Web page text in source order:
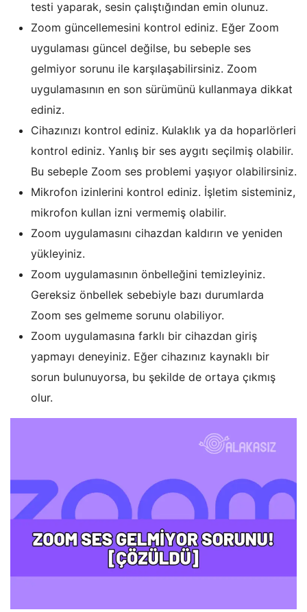
testi yaparak, sesin çalıştığından emin olunuz.
Zoom güncellemesini kontrol ediniz. Eğer Zoom
uygulaması güncel değilse, bu sebeple ses
gelmiyor sorunu ile karşılaşabilirsiniz. Zoom
uygulamasının en son sürümünü kullanmaya dikkat
ediniz.
Cihazınızı kontrol ediniz. Kulaklık ya da hoparlörleri
kontrol ediniz. Yanlış bir ses aygıtı seçilmiş olabilir.
Bu sebeple Zoom ses problemi yaşıyor olabilirsiniz.
Mikrofon izinlerini kontrol ediniz. İşletim sisteminiz,
mikrofon kullan izni vermemiş olabilir.
Zoom uygulamasını cihazdan kaldırın ve yeniden
yükleyiniz.
Zoom uygulamasının önbelleğini temizleyiniz.
Gereksiz önbellek sebebiyle bazı durumlarda
Zoom ses gelmeme sorunu olabiliyor.
Zoom uygulamasına farklı bir cihazdan giriş
yapmayı deneyiniz. Eğer cihazınız kaynaklı bir
sorun bulunuyorsa, bu şekilde de ortaya çıkmış
olur.